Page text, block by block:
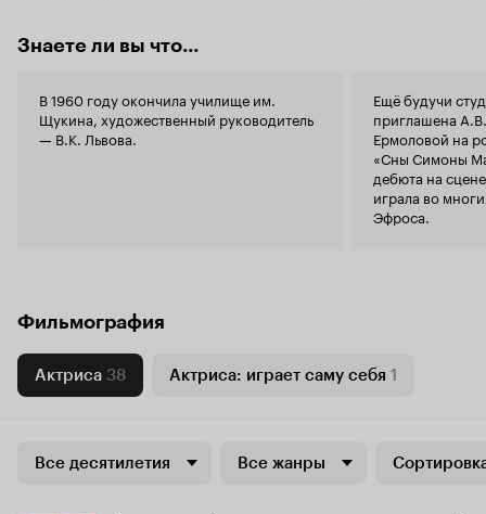
Знаете ли вы что...
В 1960 году окончила училище им.
Щукина, художественный руководитель
— В.К. Львова.
Ещё будучи
приглашена
Ермоловой на
«Сны Симоны
дебюта на
играла во
Эфроса.
Фильмография
Актриса 38 Актриса: играет саму себя 1
Все десятилетия Все жанры